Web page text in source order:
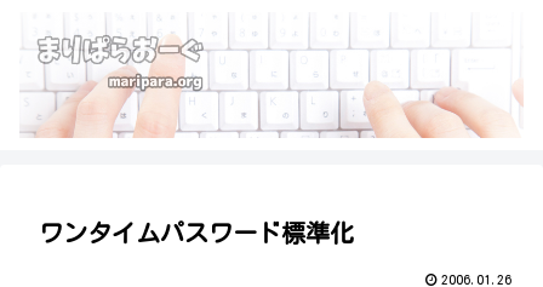
ワンタイムパスワード標準化
2006.01.26